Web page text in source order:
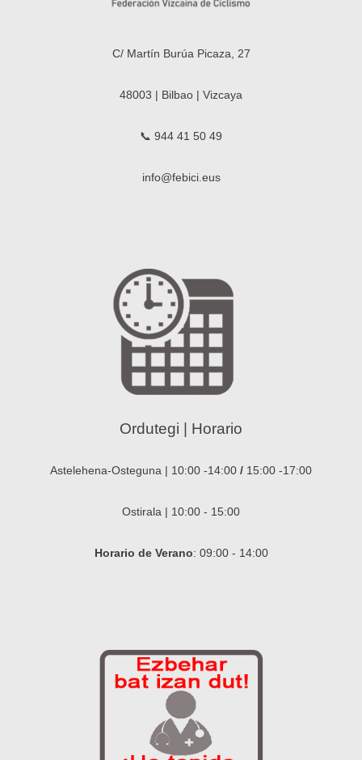
C/ Martín Burúa Picaza, 27
48003 | Bilbao | Vizcaya
📞 944 41 50 49
info@febici.eus
Ordutegi | Horario
Astelehena-Osteguna | 10:00 -14:00 / 15:00 -17:00
Ostirala | 10:00 - 15:00
Horario de Verano: 09:00 - 14:00